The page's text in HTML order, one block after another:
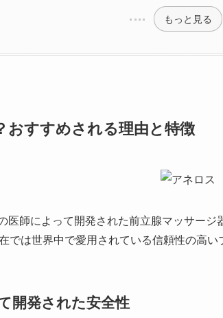
もっと見る
おすすめされる理由と特徴
医師によって開発された前立腺マッサージ
では世界中で愛用されている信頼性の高い
開発された安全性